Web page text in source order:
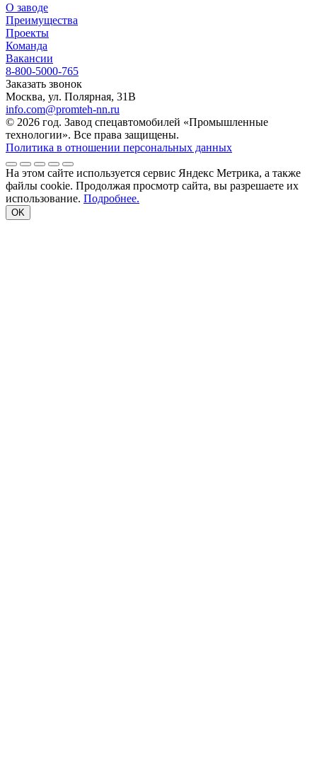
О заводе
Преимущества
Проекты
Команда
Вакансии
8-800-5000-765
Заказать звонок
Москва, ул. Полярная, 31В
info.com@promteh-nn.ru
© 2026 год. Завод спецавтомобилей «Промышленные
технологии». Все права защищены.
Политика в отношении персональных данных
На этом сайте используется сервис Яндекс Метрика, а также
файлы cookie. Продолжая просмотр сайта, вы разрешаете их
использование. Подробнее.
OK